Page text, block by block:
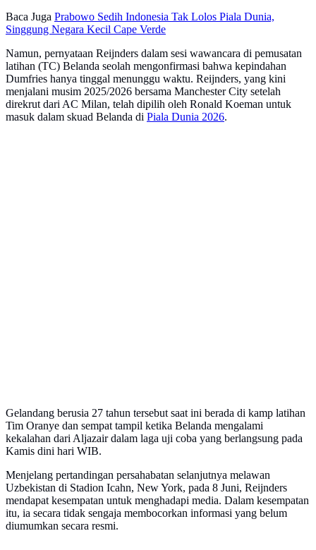
Baca Juga Prabowo Sedih Indonesia Tak Lolos Piala Dunia,
Singgung Negara Kecil Cape Verde
Namun, pernyataan Reijnders dalam sesi wawancara di pemusatan
latihan (TC) Belanda seolah mengonfirmasi bahwa kepindahan
Dumfries hanya tinggal menunggu waktu. Reijnders, yang kini
menjalani musim 2025/2026 bersama Manchester City setelah
direkrut dari AC Milan, telah dipilih oleh Ronald Koeman untuk
masuk dalam skuad Belanda di Piala Dunia 2026.
Gelandang berusia 27 tahun tersebut saat ini berada di kamp latihan
Tim Oranye dan sempat tampil ketika Belanda mengalami
kekalahan dari Aljazair dalam laga uji coba yang berlangsung pada
Kamis dini hari WIB.
Menjelang pertandingan persahabatan selanjutnya melawan
Uzbekistan di Stadion Icahn, New York, pada 8 Juni, Reijnders
mendapat kesempatan untuk menghadapi media. Dalam kesempatan
itu, ia secara tidak sengaja membocorkan informasi yang belum
diumumkan secara resmi.